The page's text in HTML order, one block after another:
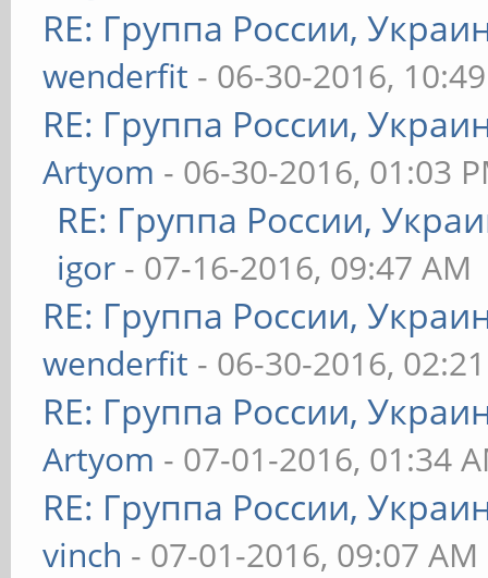
RE: Группа России,
wenderfit - 06-30-2016,
RE: Группа России,
Artyom - 06-30-2016, 01:03
RE: Группа России,
igor - 07-16-2016, 09:47 AM
RE: Группа России,
wenderfit - 06-30-2016,
RE: Группа России,
Artyom - 07-01-2016, 01:34
RE: Группа России,
vinch - 07-01-2016, 09:07 AM